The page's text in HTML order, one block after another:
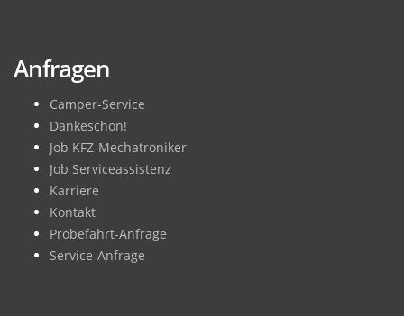
Anfragen
Camper-Service
Dankeschön!
Job KFZ-Mechatroniker
Job Serviceassistenz
Karriere
Kontakt
Probefahrt-Anfrage
Service-Anfrage